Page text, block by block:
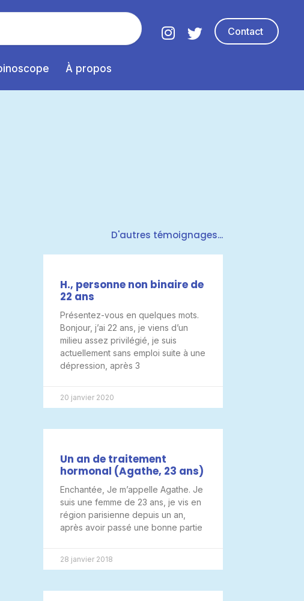
Contact
À propos
D'autres témoignages...
H., personne non binaire de
22 ans
Présentez-vous en quelques mots.
Bonjour, j’ai 22 ans, je viens d’un
milieu assez privilégié, je suis
actuellement sans emploi suite à une
dépression, après 3
20 janvier 2020
Un an de traitement
hormonal (Agathe, 23 ans)
Enchantée, Je m’appelle Agathe. Je
suis une femme de 23 ans, je vis en
région parisienne depuis un an,
après avoir passé une bonne partie
28 janvier 2018